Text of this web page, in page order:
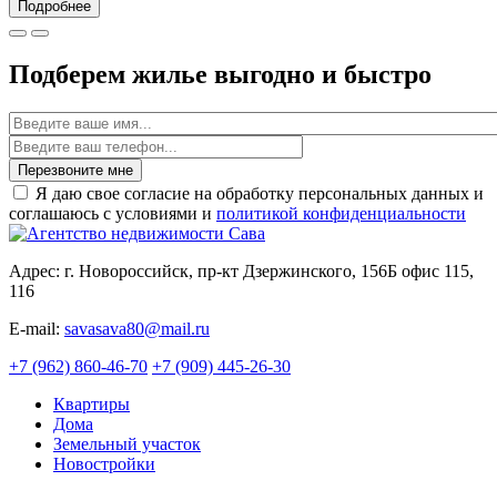
Подробнее
Подберем жилье выгодно и быстро
Имя
Перезвоните мне
Я даю свое согласие на обработку персональных данных и
соглашаюсь с условиями и политикой конфиденциальности
Адрес: г. Новороссийск, пр-кт Дзержинского, 156Б офис 115,
116
E-mail: savasava80@mail.ru
+7 (962) 860-46-70 +7 (909) 445-26-30
Квартиры
Дома
Земельный участок
Новостройки